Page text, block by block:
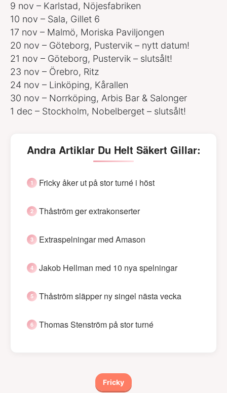
9 nov – Karlstad, Nöjesfabriken
10 nov – Sala, Gillet 6
17 nov – Malmö, Moriska Paviljongen
20 nov – Göteborg, Pustervik – nytt datum!
21 nov – Göteborg, Pustervik – slutsålt!
23 nov – Örebro, Ritz
24 nov – Linköping, Kårallen
30 nov – Norrköping, Arbis Bar & Salonger
1 dec – Stockholm, Nobelberget – slutsålt!
Andra Artiklar Du Helt Säkert Gillar:
Fricky åker ut på stor turné i höst
Thåström ger extrakonserter
Extraspelningar med Amason
Jakob Hellman med 10 nya spelningar
Thåström släpper ny singel nästa vecka
Thomas Stenström på stor turné
Fricky